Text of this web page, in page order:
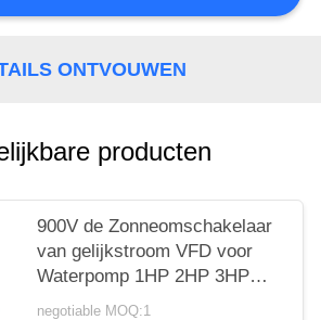
ONTVOUWEN
producten
900V de Zonneomschakelaar
van gelijkstroom VFD voor
Waterpomp 1HP 2HP 3HP
5HP 7.5HP 10HP
negotiable MOQ:1